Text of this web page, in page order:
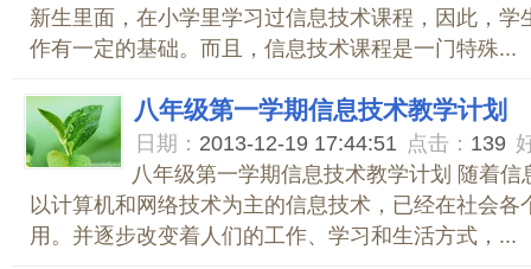
新生里面，在小学里学习过信息技术课程，因此，学
作有一定的基础。而且，信息技术课程是一门特殊...
八年级第一学期信息技术教学计划
日期： 2013-12-19 17:44:51 点击： 139
八年级第一学期信息技术教学计划 随着
以计算机和网络技术为主的信息技术，已经在社会各
用。并逐步改变着人们的工作、学习和生活方式，...